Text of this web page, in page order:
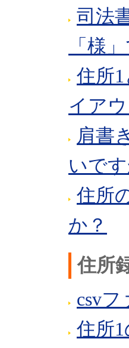
司法
「様
住所
イア
肩書
いです
住所
か？
住所
csv
住所